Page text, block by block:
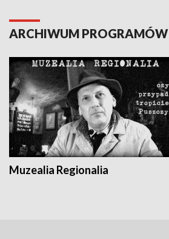
ARCHIWUM PROGRAMÓW
Muzealia Regionalia